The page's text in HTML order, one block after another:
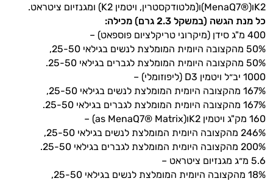
מגנזיום
סידן
פרוביוטיקה
אבץ
תוספים לילדים
רימונים
ג׳ינסנג
K2ו(®MenaQ7)ו(מלטודקסטרין, ויטמין K2) ומגנזיום ציטראט.
כל מנת הגשה (במשקל 2.3 גרם) מכילה:
400 מ"ג סידן
(מיקרוני טריקלציום פוספאט) –
50% מהקצובה היומית המומלצת לנשים בגילאי 25-50,
50% מהקצובה היומית המומלצת לגברים בגילאי 25-50.
1000 יב״ל ויטמין D3 (ליפוזומלי) –
167% מהקצובה היומית המומלצת לנשים בגילאי 25-50,
167% מהקצובה היומית המומלצת לגברים בגילאי 25-50.
160 מק"ג ויטמין K2ו(as MenaQ7® Matrix) –
246% מהקצובה היומית המומלצת לנשים בגילאי 25-50,
200% מהקצובה היומית המומלצת לגברים בגילאי 25-50.
5.6 מ״ג מגנזיום ציטראט –
18% מהקצובה היומית המומלצת לנשים בגילאי 25-50,